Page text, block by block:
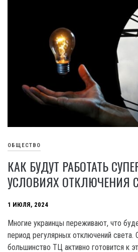
ОБЩЕСТВО
КАК БУДУТ РАБОТАТЬ
УСЛОВИЯХ ОТКЛЮЧЕНИЯ
1 ИЮЛЯ, 2024
Многие украинцы переживают, что
период регулярных отключений света.
большинство ТЦ активно готовится к